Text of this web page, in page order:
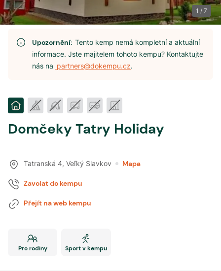
1 / 7
Upozornění:Tento kemp nemá kompletní a aktuální
informace. Jste majitelem tohoto kempu? Kontaktujte
nás na partners@dokempu.cz.
Domčeky Tatry Holiday
Tatranská 4, Veľký Slavkov Mapa
Zavolat do kempu
Přejít na web kempu
Pro rodiny Sport v kempu